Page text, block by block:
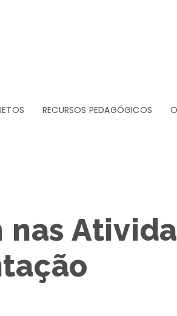
RECURSOS PEDAGÓGICOS